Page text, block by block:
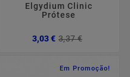
Elgydium Clinic
Prótese
3,03 € 3,37 €
Em Promoção!